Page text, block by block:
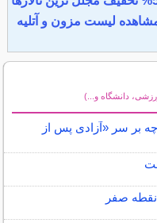
لیست مزون و آتلیه
دانشگاه و...)
بر سر «آزادی پس از
نقطه صفر